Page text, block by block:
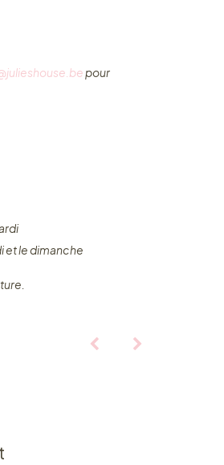
pour
et le dimanche